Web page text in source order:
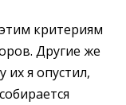
критериям
Другие же
я опустил,